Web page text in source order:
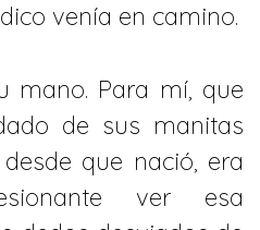
venía en camino.
mano. Para mí, que
de sus manitas
que nació, era
ver esa